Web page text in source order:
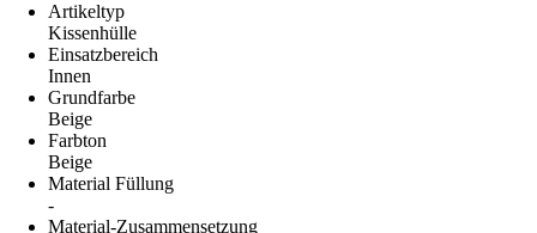
Artikeltyp
Kissenhülle
Einsatzbereich
Innen
Grundfarbe
Beige
Farbton
Beige
Material Füllung
-
Material-Zusammensetzung